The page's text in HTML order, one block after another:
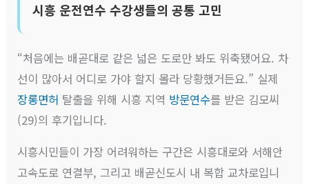
시흥 운전연수 수강생들의 공통 고민
“처음에는 배곧대로 같은 넓은 도로만 봐도 위축됐어요. 차
선이 많아서 어디로 가야 할지 몰라 당황했거든요.” 실제
장롱면허 탈출을 위해 시흥 지역 방문연수를 받은 김모씨
(29)의 후기입니다.
시흥시민들이 가장 어려워하는 구간은 시흥대로와 서해안
고속도로 연결부, 그리고 배곧신도시 내 복합 교차로입니